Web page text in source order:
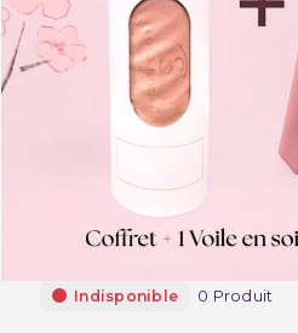
Indisponible 0 Produit